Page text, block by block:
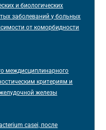
и биологических
заболеваний у больных
от коморбидности
междисциплинарного
критериям и
железы
casei, после